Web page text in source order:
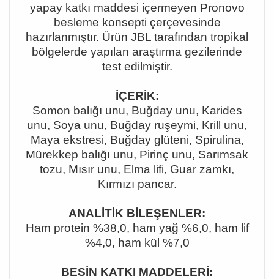
yapay katkı maddesi içermeyen Pronovo
besleme konsepti çerçevesinde
hazırlanmıştır. Ürün JBL tarafından tropikal
bölgelerde yapılan araştırma gezilerinde
test edilmiştir.
İÇERİK:
Somon balığı unu, Buğday unu, Karides
unu, Soya unu, Buğday ruşeymi, Krill unu,
Maya ekstresi, Buğday glüteni, Spirulina,
Mürekkep balığı unu, Pirinç unu, Sarımsak
tozu, Mısır unu, Elma lifi, Guar zamkı,
Kırmızı pancar.
ANALİTİK BİLEŞENLER:
Ham protein %38,0, ham yağ %6,0, ham lif
%4,0, ham kül %7,0
BESİN KATKI MADDELERİ: